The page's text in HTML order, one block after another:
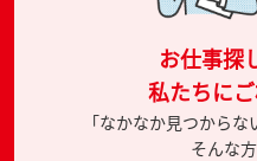
お仕事探
私たちに
「なかなか見つから
そんな